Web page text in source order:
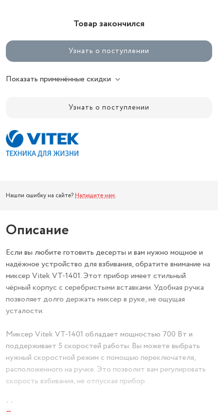
Товар закончился
Узнать о поступлении
Показать применённые скидки
Узнать о поступлении
Нашли ошибку на сайте? Напишите нам.
Описание
Если вы любите готовить десерты и вам нужно мощное и
надёжное устройство для взбивания, обратите внимание на
миксер Vitek VT-1401. Этот прибор имеет стильный
чёрный корпус с серебристыми вставками. Удобная ручка
позволяет долго держать миксер в руке, не ощущая
усталости.
Миксер Vitek VT-1401 обладает мощностью 700 Вт и
поддерживает 5 скоростей работы. Вы можете выбрать
нужный скоростной режим с помощью переключателя,
расположенного на ручке. Это позволит вам регулировать
скорость взбивания, не отпуская прибор.
Миксер изготовлен из металла и прочного пластика, что